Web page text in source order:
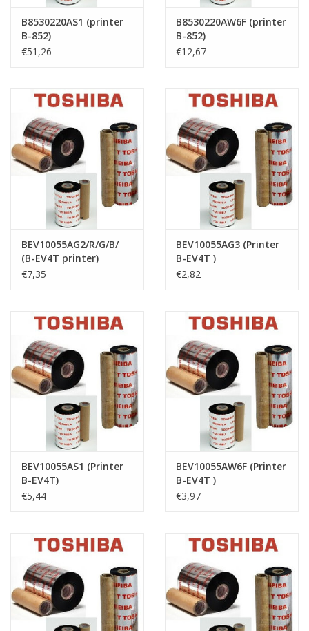
B8530220AS1 (printer
B-852)
€51,26
B8530220AW6F (printer
B-852)
€12,67
BEV10055AG2/R/G/B/
(B-EV4T printer)
€7,35
BEV10055AG3 (Printer
B-EV4T )
€2,82
BEV10055AS1 (Printer
B-EV4T)
€5,44
BEV10055AW6F (Printer
B-EV4T )
€3,97